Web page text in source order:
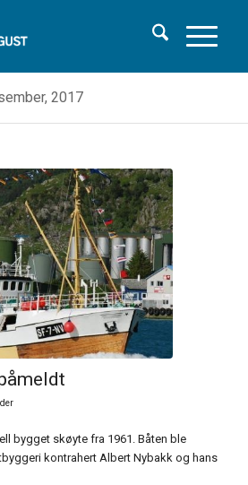
2017
bygget skøyte fra 1961. Båten ble
kontrahert Albert Nybakk og hans